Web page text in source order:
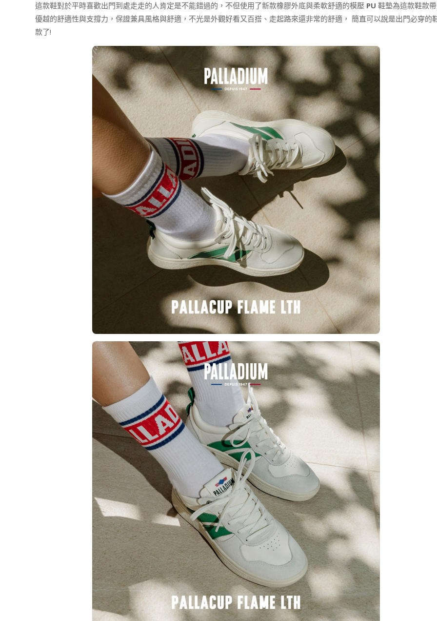
這款鞋對於平時喜歡出門到處走走的人肯定是不能錯過的，不但使用了新款橡膠外底與柔軟舒適的模壓 PU 鞋墊為這款鞋款
優越的舒適性與支撐力，保證兼具風格與舒適，不光是外觀好看又百搭、走起路來還非常的舒適， 簡直可以說是出門必穿的
款了!